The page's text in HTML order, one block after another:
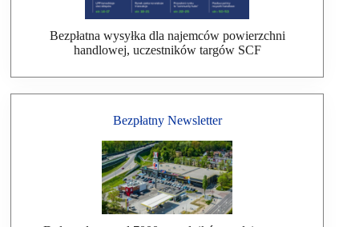
Bezpłatna wysyłka dla najemców powierzchni
handlowej, uczestników targów SCF
Bezpłatny Newsletter